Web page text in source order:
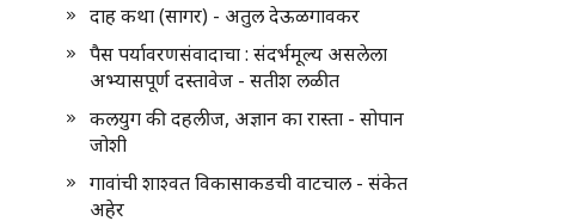
दाह कथा (सागर) - अतुल देऊळगावकर
पैस पर्यावरणसंवादाचा : संदर्भमूल्य असलेला
अभ्यासपूर्ण दस्तावेज - सतीश लळीत
कलयुग की दहलीज, अज्ञान का रास्ता - सोपान
जोशी
गावांची शाश्वत विकासाकडची वाटचाल - संकेत
अहेर